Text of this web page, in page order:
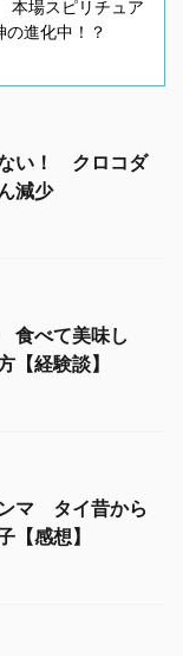
スピリチュア
の進化中！？
い！ クロコダ
減少
べて美味し
経験談】
マ タイ昔から
感想】